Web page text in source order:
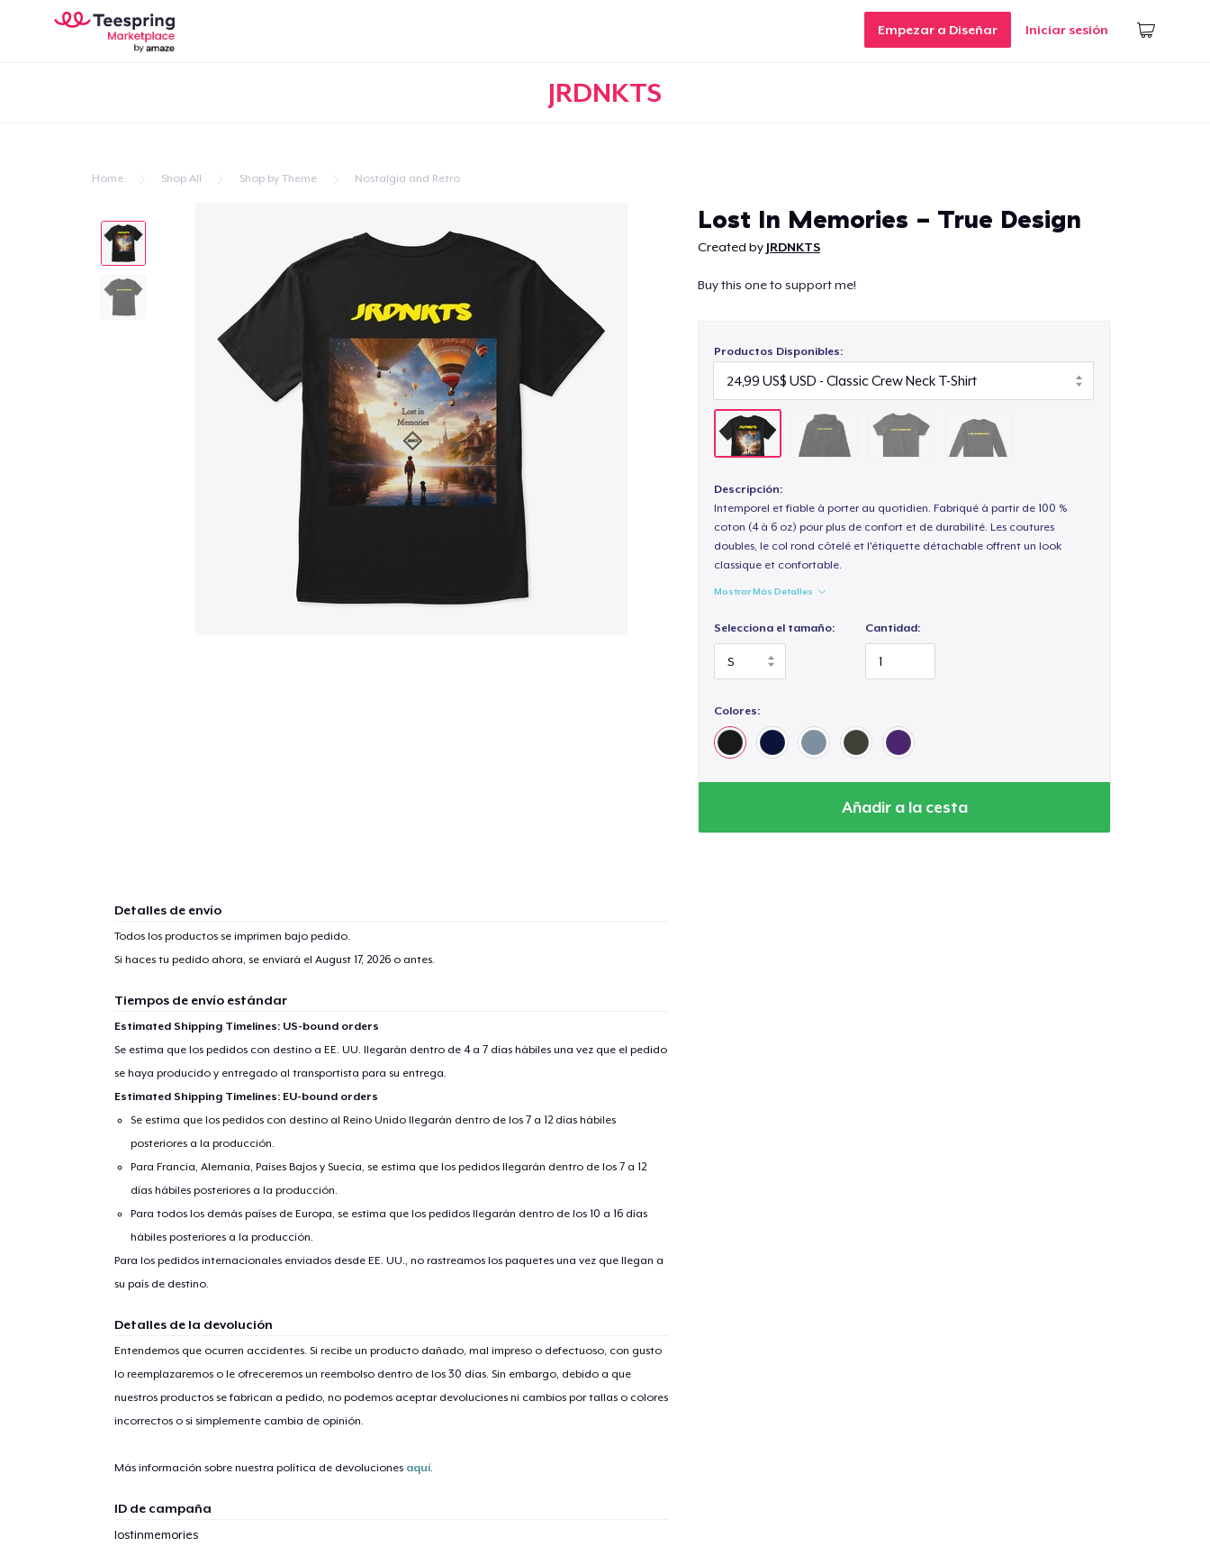
Empezar a Diseñar Iniciar sesión
JRDNKTS
Home Shop All Shop by Theme Nostalgia and Retro
Lost In Memories - True Design
Created by JRDNKTS
Buy this one to support me!
Productos Disponibles:
Descripción:
Intemporel et fiable à porter au quotidien. Fabriqué à partir de 100 %
coton (4 à 6 oz) pour plus de confort et de durabilité. Les coutures
doubles, le col rond côtelé et l'étiquette détachable offrent un look
classique et confortable.
Mostrar Más Detalles
Selecciona el tamaño: Cantidad:
Colores:
Añadir a la cesta
Detalles de envío
Todos los productos se imprimen bajo pedido.
Si haces tu pedido ahora, se enviará el August 17, 2026o antes.
Tiempos de envío estándar
Estimated Shipping Timelines: US-bound orders
Se estima que los pedidos con destino a EE. UU. llegarán dentro de 4 a 7 días hábiles una vez que el pedido
se haya producido y entregado al transportista para su entrega.
Estimated Shipping Timelines: EU-bound orders
Se estima que los pedidos con destino al Reino Unido llegarán dentro de los 7 a 12 días hábiles
posteriores a la producción.
Para Francia, Alemania, Países Bajos y Suecia, se estima que los pedidos llegarán dentro de los 7 a 12
días hábiles posteriores a la producción.
Para todos los demás países de Europa, se estima que los pedidos llegarán dentro de los 10 a 16 días
hábiles posteriores a la producción.
Para los pedidos internacionales enviados desde EE. UU., no rastreamos los paquetes una vez que llegan a
su país de destino.
Detalles de la devolución
Entendemos que ocurren accidentes. Si recibe un producto dañado, mal impreso o defectuoso, con gusto
lo reemplazaremos o le ofreceremos un reembolso dentro de los 30 días. Sin embargo, debido a que
nuestros productos se fabrican a pedido, no podemos aceptar devoluciones ni cambios por tallas o colores
incorrectos o si simplemente cambia de opinión.
Más información sobre nuestra política de devoluciones aquí.
ID de campaña
lostinmemories